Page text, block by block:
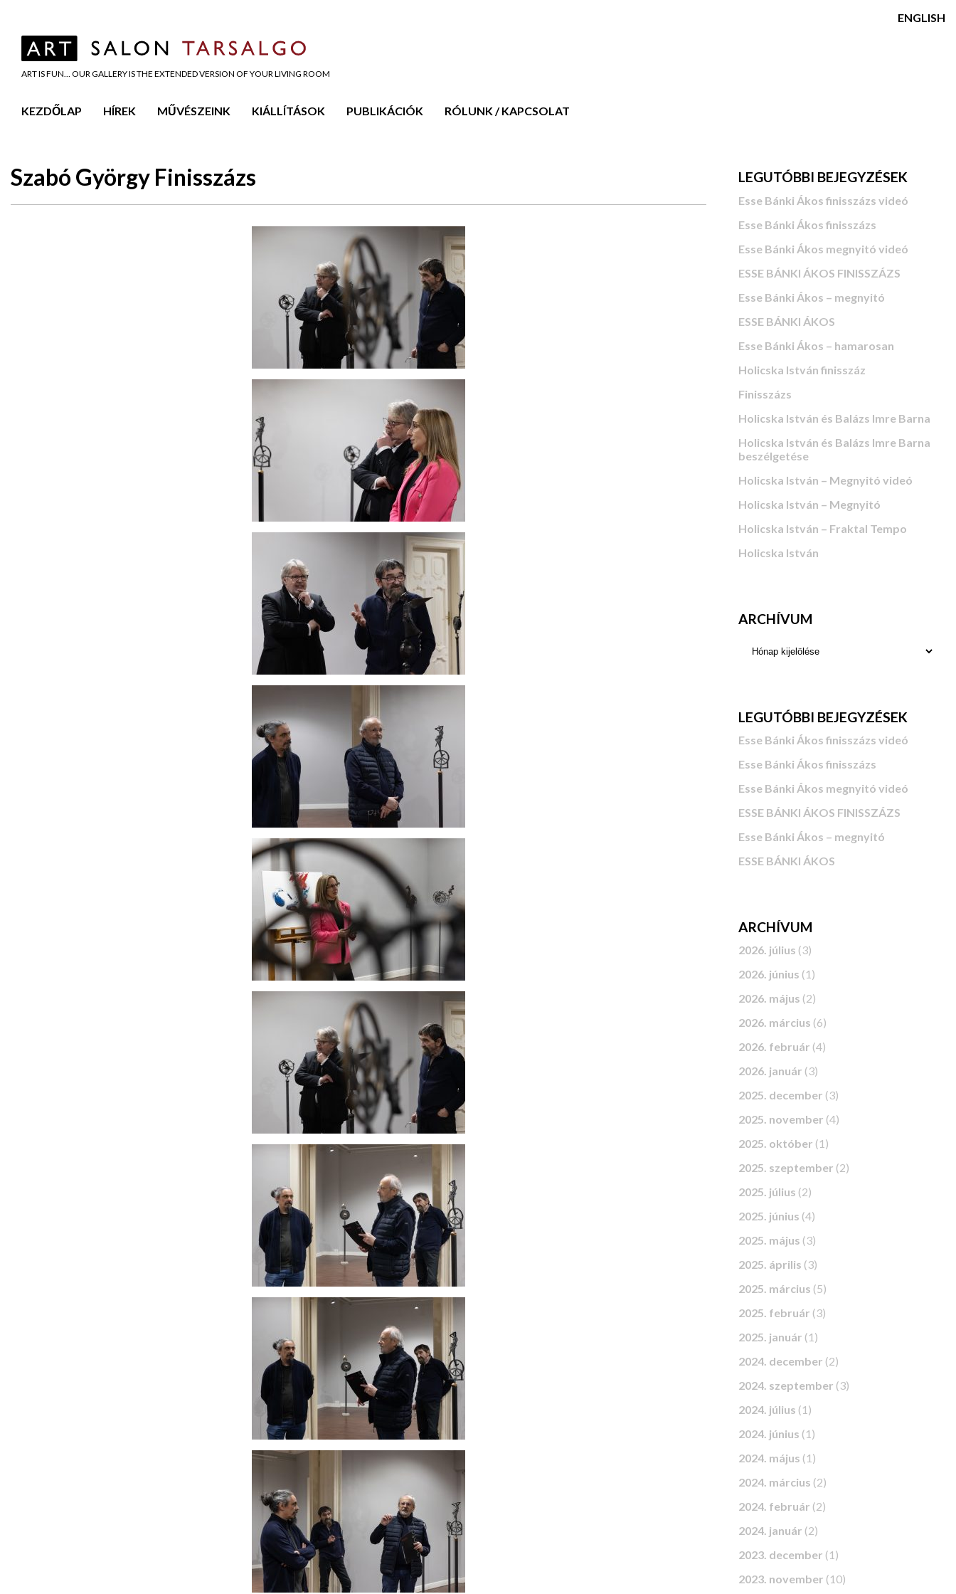
ENGLISH
ART IS FUN… OUR GALLERY IS THE EXTENDED VERSION OF YOUR LIVING ROOM
KEZDŐLAP HÍREK MŰVÉSZEINK KIÁLLÍTÁSOK PUBLIKÁCIÓK RÓLUNK / KAPCSOLAT
Szabó György Finisszázs LEGUTÓBBI BEJEGYZÉSEK
Esse Bánki Ákos finisszázs videó
Esse Bánki Ákos finisszázs
Esse Bánki Ákos megnyitó videó
ESSE BÁNKI ÁKOS FINISSZÁZS
Esse Bánki Ákos – megnyitó
ESSE BÁNKI ÁKOS
Esse Bánki Ákos – hamarosan
Holicska István finisszáz
Finisszázs
Holicska István és Balázs Imre Barna
Holicska István és Balázs Imre Barna
beszélgetése
Holicska István – Megnyitó videó
Holicska István – Megnyitó
Holicska István – Fraktal Tempo
Holicska István
ARCHÍVUM
LEGUTÓBBI BEJEGYZÉSEK
Esse Bánki Ákos finisszázs videó
Esse Bánki Ákos finisszázs
Esse Bánki Ákos megnyitó videó
ESSE BÁNKI ÁKOS FINISSZÁZS
Esse Bánki Ákos – megnyitó
ESSE BÁNKI ÁKOS
ARCHÍVUM
2026. július (3)
2026. június (1)
2026. május (2)
2026. március (6)
2026. február (4)
2026. január (3)
2025. december (3)
2025. november (4)
2025. október (1)
2025. szeptember (2)
2025. július (2)
2025. június (4)
2025. május (3)
2025. április (3)
2025. március (5)
2025. február (3)
2025. január (1)
2024. december (2)
2024. szeptember (3)
2024. július (1)
2024. június (1)
2024. május (1)
2024. március (2)
2024. február (2)
2024. január (2)
2023. december (1)
2023. november (10)